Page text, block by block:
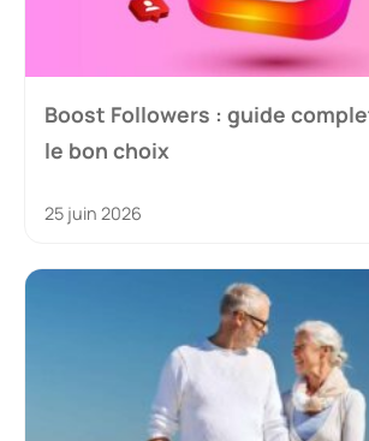
Boost Followers : guide
le bon choix
25 juin 2026